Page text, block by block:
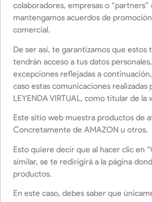
colaboradores, empresas o “partners”
mantengamos acuerdos de
comercial.
De ser así, te garantizamos que estos
tendrán acceso a tus datos
excepciones reflejadas a
caso estas comunicaciones realizadas
LEYENDA VIRTUAL, como titular de la
Este sitio web muestra productos de
Concretamente de AMAZON u otros.
Esto quiere decir que al hacer clic en
similar, se te redirigirá a la página
productos.
En este caso, debes saber que